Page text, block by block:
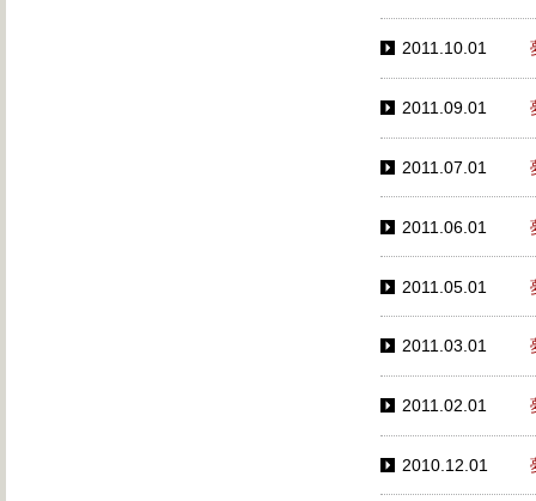
2011.10.01
2011.09.01
2011.07.01
2011.06.01
2011.05.01
2011.03.01
2011.02.01
2010.12.01